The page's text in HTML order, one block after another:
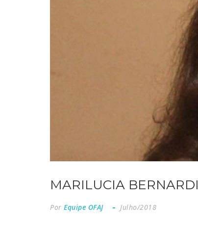
MARILUCIA BERNARDI
Por Equipe OFAJ Julho/2018